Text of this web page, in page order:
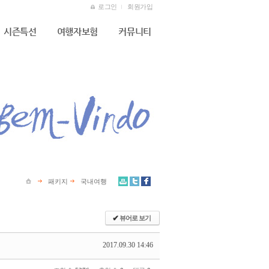
로그인 회원가입
시즌특선 여행자보험 커뮤니티
패키지 국내여행
✔뷰어로 보기
2017.09.30 14:46